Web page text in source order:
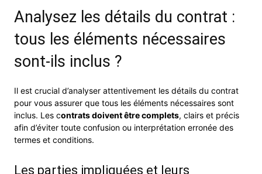
Analysez les détails du contrat :
tous les éléments nécessaires
sont-ils inclus ?
Il est crucial d’analyser attentivement les détails du contrat
pour vous assurer que tous les éléments nécessaires sont
inclus. Les contrats doivent être complets, clairs et précis
afin d’éviter toute confusion ou interprétation erronée des
termes et conditions.
Les parties impliquées et leurs